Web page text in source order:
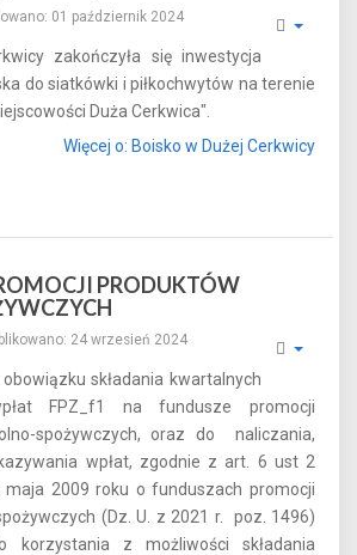
01 październik 2024
zakończyła się inwestycja
do siatkówki i piłkochwytów na terenie
Duża Cerkwica".
Więcej o: Boisko w Dużej Cerkwicy
PRODUKTÓW
24 wrzesień 2024
składania kwartalnych
FPZ_f1 na fundusze promocji
spożywczych, oraz do naliczania,
wpłat, zgodnie z art. 6 ust 2
2009 roku o funduszach promocji
(Dz. U. z 2021 r. poz. 1496)
korzystania z możliwości składania